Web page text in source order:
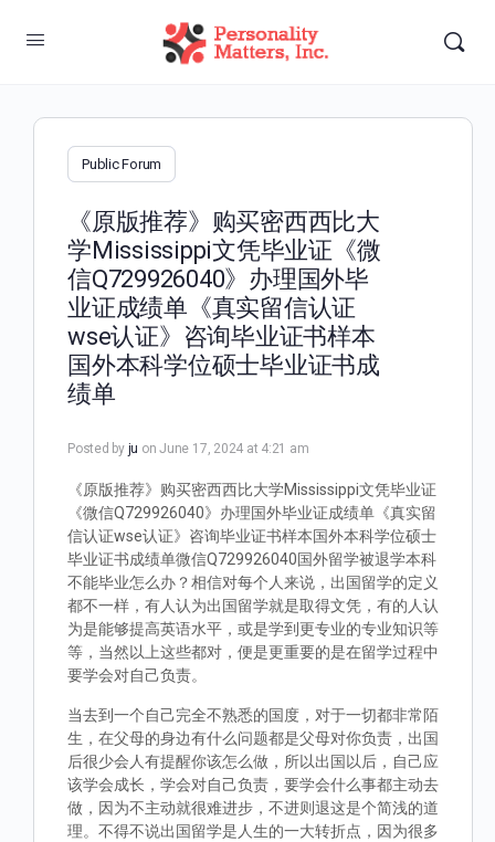
Public Forum
《原版推荐》购买密西西比大
学Mississippi文凭毕业证《微
信Q729926040》办理国外毕
业证成绩单《真实留信认证
wse认证》咨询毕业证书样本
国外本科学位硕士毕业证书成
绩单
Posted by ju on June 17, 2024 at 4:21 am
《原版推荐》购买密西西比大学Mississippi文凭毕业证
《微信Q729926040》办理国外毕业证成绩单《真实留
信认证wse认证》咨询毕业证书样本国外本科学位硕士
毕业证书成绩单微信Q729926040国外留学被退学本科
不能毕业怎么办？相信对每个人来说，出国留学的定义
都不一样，有人认为出国留学就是取得文凭，有的人认
为是能够提高英语水平，或是学到更专业的专业知识等
等，当然以上这些都对，便是更重要的是在留学过程中
要学会对自己负责。
当去到一个自己完全不熟悉的国度，对于一切都非常陌
生，在父母的身边有什么问题都是父母对你负责，出国
后很少会人有提醒你该怎么做，所以出国以后，自己应
该学会成长，学会对自己负责，要学会什么事都主动去
做，因为不主动就很难进步，不进则退这是个简浅的道
理。不得不说出国留学是人生的一大转折点，因为很多